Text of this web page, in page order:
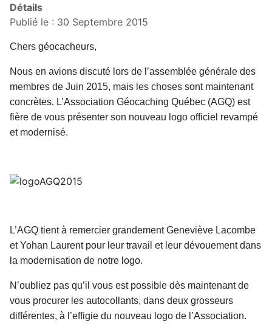
Détails
Publié le : 30 Septembre 2015
Chers géocacheurs,
Nous en avions discuté lors de l’assemblée générale des
membres de Juin 2015, mais les choses sont maintenant
concrètes. L’Association Géocaching Québec (AGQ) est
fière de vous présenter son nouveau logo officiel revampé
et modernisé.
L’AGQ tient à remercier grandement Geneviève Lacombe
et Yohan Laurent pour leur travail et leur dévouement dans
la modernisation de notre logo.
N’oubliez pas qu’il vous est possible dès maintenant de
vous procurer les autocollants, dans deux grosseurs
différentes, à l’effigie du nouveau logo de l’Association.